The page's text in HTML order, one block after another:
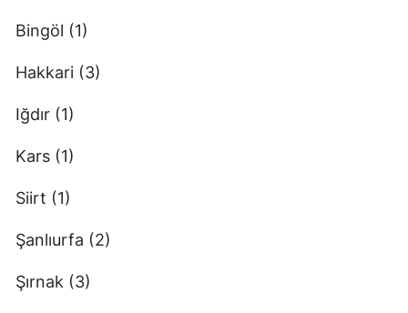
Bingöl (1)
Hakkari (3)
Iğdır (1)
Kars (1)
Siirt (1)
Şanlıurfa (2)
Şırnak (3)